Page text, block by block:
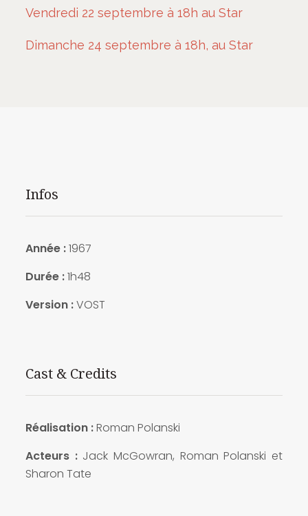
Vendredi 22 septembre à 18h au Star
Dimanche 24 septembre à 18h, au Star
Infos
Année :1967
Durée :1h48
Version :VOST
Cast & Credits
Réalisation :Roman Polanski
Acteurs :Jack McGowran, Roman Polanski et
Sharon Tate